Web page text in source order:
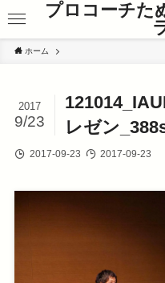
プロコーチた
ホーム
レゼン
2017
9/23
2017-09-23 2017-09-23